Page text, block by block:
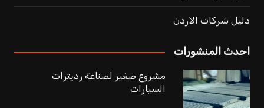
دليل شركات الاردن
احدث المنشورات
مشروع صغير لصناعة رديترات
السيارات